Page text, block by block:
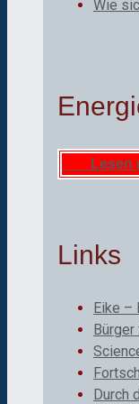
Wie
Lesen
Links
Eike –
Bürger
Durch